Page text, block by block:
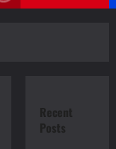
Recent
Posts